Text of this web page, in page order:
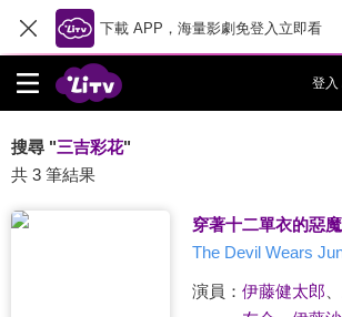
下載 APP，海量影劇免登入立即看
登入
搜尋 "三吉彩花"
共 3 筆結果
穿著十二單衣的惡魔
The Devil Wears
演員： 伊藤健太郎